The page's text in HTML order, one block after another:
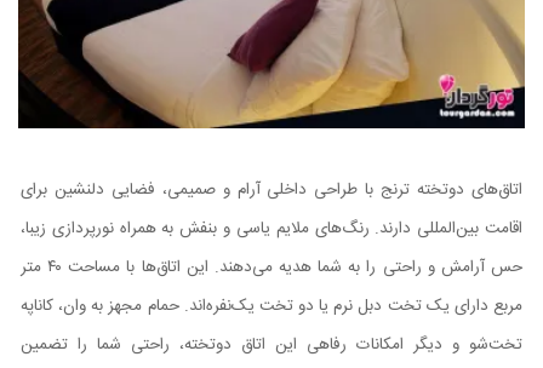
اتاق‌های دوتخته ترنج با طراحی داخلی آرام و صمیمی، فضایی دلنشین برای
اقامت بین‌المللی دارند. رنگ‌های ملایم یاسی و بنفش به همراه نورپردازی زیبا،
حس آرامش و راحتی را به شما هدیه می‌دهند. این اتاق‌ها با مساحت ۴۰ متر
مربع دارای یک تخت دبل نرم یا دو تخت یک‌نفره‌اند. حمام مجهز به وان، کاناپه
تخت‌شو و دیگر امکانات رفاهی این اتاق دوتخته، راحتی شما را تضمین